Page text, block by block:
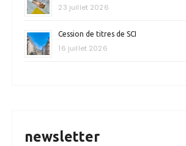
23 juillet 2026
Cession de titres de SCI
16 juillet 2026
newsletter